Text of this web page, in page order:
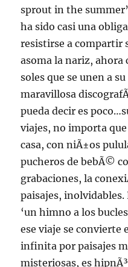
sprout in the
ha sido casi una
resistirse a compartir
asoma la nariz, ahora
soles que se unen a
maravillosa
pueda decir es
viajes, no importa
casa, con niÃ±os
pucheros de bebÃ©
grabaciones, la
paisajes, inolvidables.
‘un himno a los
ese viaje se convierte
infinita por paisajes
misteriosas, es